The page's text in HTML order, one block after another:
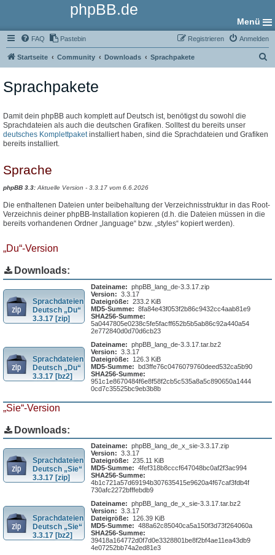
phpBB.de
Menü
FAQ Pastebin Anmelden
Registrieren
Startseite Community Downloads Sprachpakete
Sprachpakete
Damit dein phpBB auch komplett auf Deutsch ist, benötigst du sowohl die
Sprachdateien als auch die deutschen Grafiken. Solltest du bereits unser
deutsches Komplettpaketinstalliert haben, sind die Sprachdateien und Grafiken
bereits installiert.
Sprache
phpBB 3.3:Aktuelle Version - 3.3.17 vom 6.6.2026
Die enthaltenen Dateien unter beibehaltung der Verzeichnisstruktur in das Root-
Verzeichnis deiner phpBB-Installation kopieren (d.h. die Dateien müssen in die
bereits vorhandenen Ordner „language“ bzw. „styles“ kopiert werden).
„Du“-Version
Downloads:
Sprachdateien
Deutsch „Du“
3.3.17 [zip]
Dateiname: phpBB_lang_de-3.3.17.zip
Version: 3.3.17
Dateigröße: 233.2 KiB
MD5-Summe: 8fa84e43f053f2b86c9432cc4aab81e9
SHA256-Summe:
5a0447805e0238c5fe5facff652b5b5ab86c92a440a54
2e772840d0d70d6cb23
Sprachdateien
Deutsch „Du“
3.3.17 [bz2]
Dateiname: phpBB_lang_de-3.3.17.tar.bz2
Version: 3.3.17
Dateigröße:
126.3 KiB
MD5-Summe: bd3ffe76c0476079760deed532ca5b90
SHA256-Summe:
951c1e8670484f6e8f58f2cb5c535a8a5c890650a1444
0cd7c35525bc9eb3b8b
„Sie“-Version
Downloads:
Sprachdateien
Deutsch „Sie“
3.3.17 [zip]
Dateiname: phpBB_lang_de_x_sie-3.3.17.zip
Version: 3.3.17
Dateigröße: 235.11 KiB
MD5-Summe: 4fef318b8cccf647048bc0af2f3ac994
SHA256-Summe:
4b1c721a57d69194b307635415e9620a4f67caf3fdb4f
730afc2272bfffebdb9
Sprachdateien
Deutsch „Sie“
3.3.17 [bz2]
Dateiname: phpBB_lang_de_x_sie-3.3.17.tar.bz2
Version: 3.3.17
Dateigröße:
126.39 KiB
MD5-Summe: 488a62c85040ca5a150f3d73f264060a
SHA256-Summe:
39418a164772d0f7d0e3328801be8f2bf4ae11ea43db9
4e07252bb74a2ed81e3